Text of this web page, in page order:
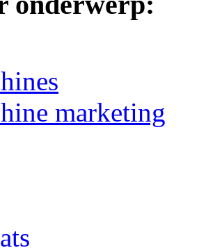
marketing